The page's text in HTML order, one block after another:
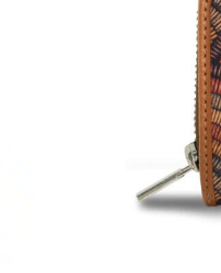
Notenfach